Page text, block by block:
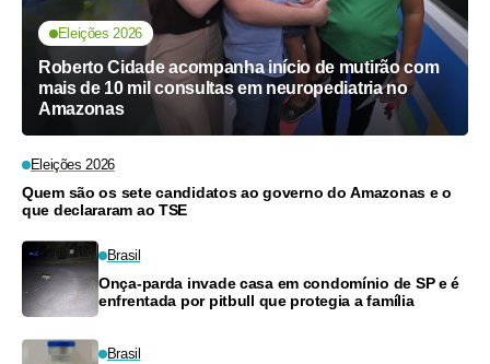
Eleições 2026
Roberto Cidade acompanha início de mutirão com
mais de 10 mil consultas em neuropediatria no
Amazonas
Eleições 2026
Quem são os sete candidatos ao governo do Amazonas e o
que declararam ao TSE
Brasil
Onça-parda invade casa em condomínio de SP e é
enfrentada por pitbull que protegia a família
Brasil